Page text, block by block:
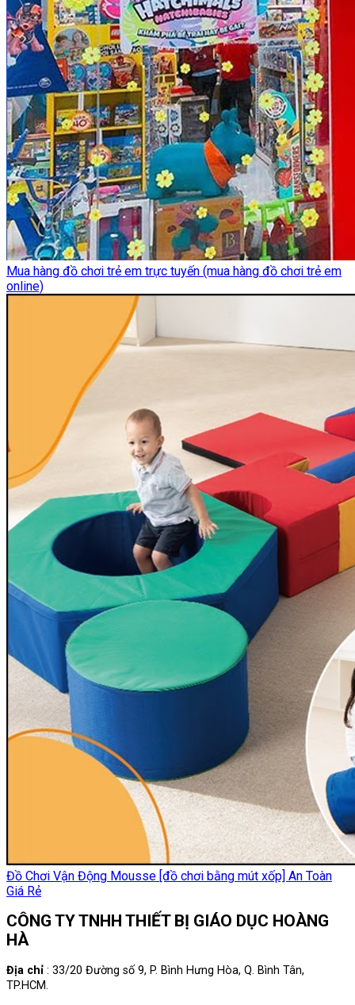
Mua hàng đồ chơi trẻ em trực tuyến (mua hàng đồ chơi trẻ em
online)
Đồ Chơi Vận Động Mousse [đồ chơi bằng mút xốp] An Toàn
Giá Rẻ
CÔNG TY TNHH THIẾT BỊ GIÁO DỤC HOÀNG
HÀ
Địa chỉ : 33/20 Đường số 9, P. Bình Hưng Hòa, Q. Bình Tân,
TP.HCM.